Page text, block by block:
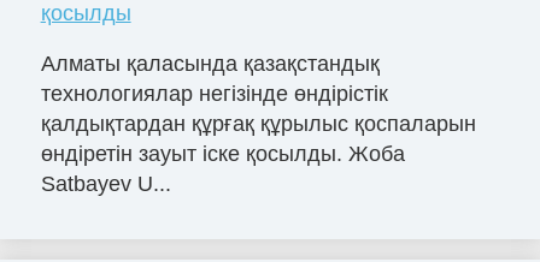
қосылды
Алматы қаласында қазақстандық
технологиялар негізінде өндірістік
қалдықтардан құрғақ құрылыс қоспаларын
өндіретін зауыт іске қосылды. Жоба
Satbayev U...